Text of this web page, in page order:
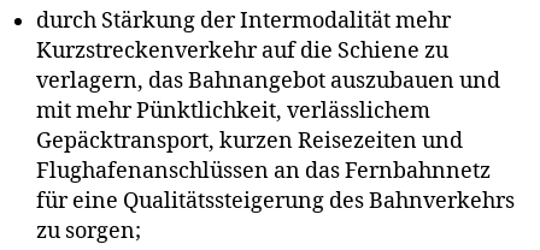
durch Stärkung der Intermodalität mehr
Kurzstreckenverkehr auf die Schiene zu
verlagern, das Bahnangebot auszubauen und
mit mehr Pünktlichkeit, verlässlichem
Gepäcktransport, kurzen Reisezeiten und
Flughafenanschlüssen an das Fernbahnnetz
für eine Qualitätssteigerung des Bahnverkehrs
zu sorgen;
B
u
n
d
e
st
a
g
s